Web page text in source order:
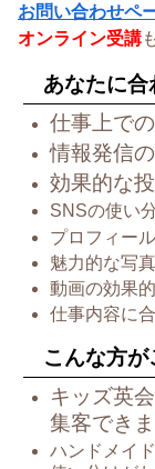
お問い合わせペ
オンライン受講
あなたに
仕事上で
情報発信
効果的な
SNSの使い
プロフィー
魅力的な写
動画の効果
仕事内容に
こんな方
キッズ英
集客でき
ハンドメイ